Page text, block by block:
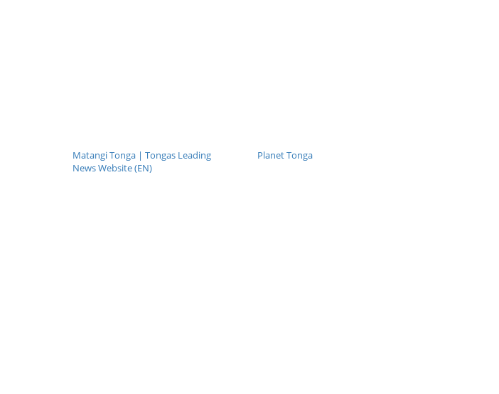
Matangi Tonga | Tongas Leading
News Website (EN)
Planet Tonga